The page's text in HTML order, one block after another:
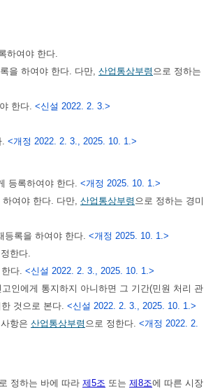
하여야 한다.
을 하여야 한다. 다만, 산업통상부령 으로 정하는
한다. <신설 2022. 2. 3.>
<개정 2022. 2. 3., 2025. 10. 1.>
등록하여야 한다. <개정 2025. 10. 1.>
여야 한다. 다만, 산업통상부령 으로 정하는 경미
등록을 하여야 한다. <개정 2025. 10. 1.>
한다.
다. <신설 2022. 2. 3., 2025. 10. 1.>
인에게 통지하지 아니하면 그 기간(민원 처리 관
것으로 본다. <신설 2022. 2. 3., 2025. 10. 1.>
항은 산업통상부령 으로 정한다. <개정 2022. 2.
정하는 바에 따라 제5조 또는 제8조에 따른 시장